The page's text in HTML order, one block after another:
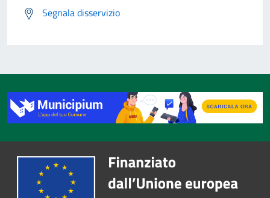
Segnala disservizio